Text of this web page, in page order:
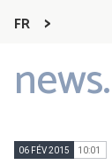
FR
news.
Main
navigation
06 FÉV 2015 10:01